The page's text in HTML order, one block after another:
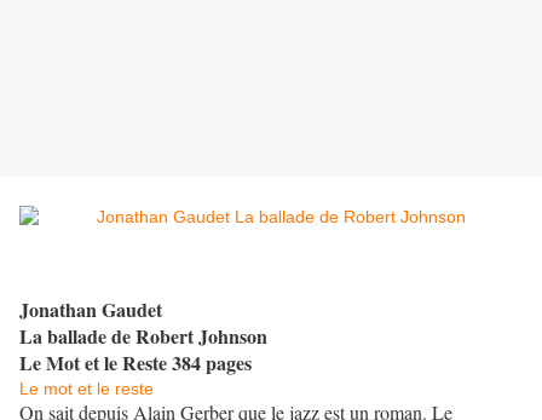
Jonathan Gaudet
La ballade de Robert Johnson
Le Mot et le Reste 384 pages
Le mot et le reste
On sait depuis Alain Gerber que le jazz est un roman. Le